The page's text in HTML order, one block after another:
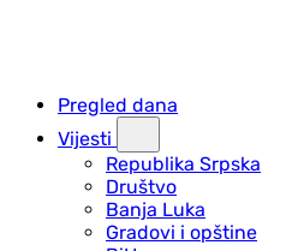
Pregled dana
Vijesti
Republika Srpska
Društvo
Banja Luka
Gradovi i opštine